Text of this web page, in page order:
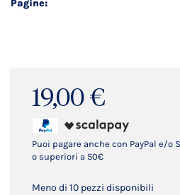
19,00 €
Puoi pagare anche con PayPal e/
o superiori a 50€
Meno di 10 pezzi disponibili